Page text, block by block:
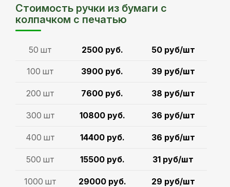
Стоимость ручки из бумаги с
колпачком с печатью
50 шт 2500 руб. 50 руб/шт
100 шт 3900 руб. 39 руб/шт
200 шт 7600 руб. 38 руб/шт
300 шт 10800 руб. 36 руб/шт
400 шт 14400 руб. 36 руб/шт
500 шт 15500 руб. 31 руб/шт
1000 шт 29000 руб. 29 руб/шт